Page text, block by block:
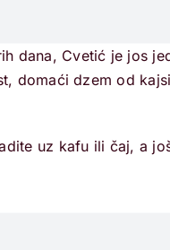
dana, Cvetić je jos
domaći dzem od
uz kafu ili čaj, a